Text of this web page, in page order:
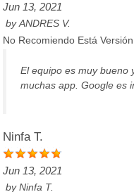
Jun 13, 2021
byANDRES V.
No Recomiendo Está Versión
El equipo es muy bueno
muchas app. Google es
Ninfa T.
Jun 13, 2021
byNinfa T.